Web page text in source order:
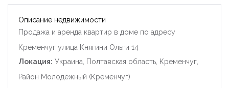
Описание недвижимости
Продажа и аренда квартир в доме по адресу
Кременчуг улица Княгини Ольги 14
Локация: Украина, Полтавская область, Кременчуг,
Район Молодёжный (Кременчуг)